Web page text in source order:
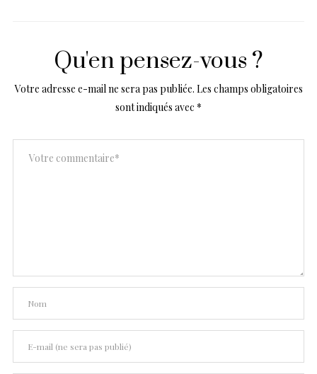
Qu'en pensez-vous ?
Votre adresse e-mail ne sera pas publiée. Les champs obligatoires
sont indiqués avec *